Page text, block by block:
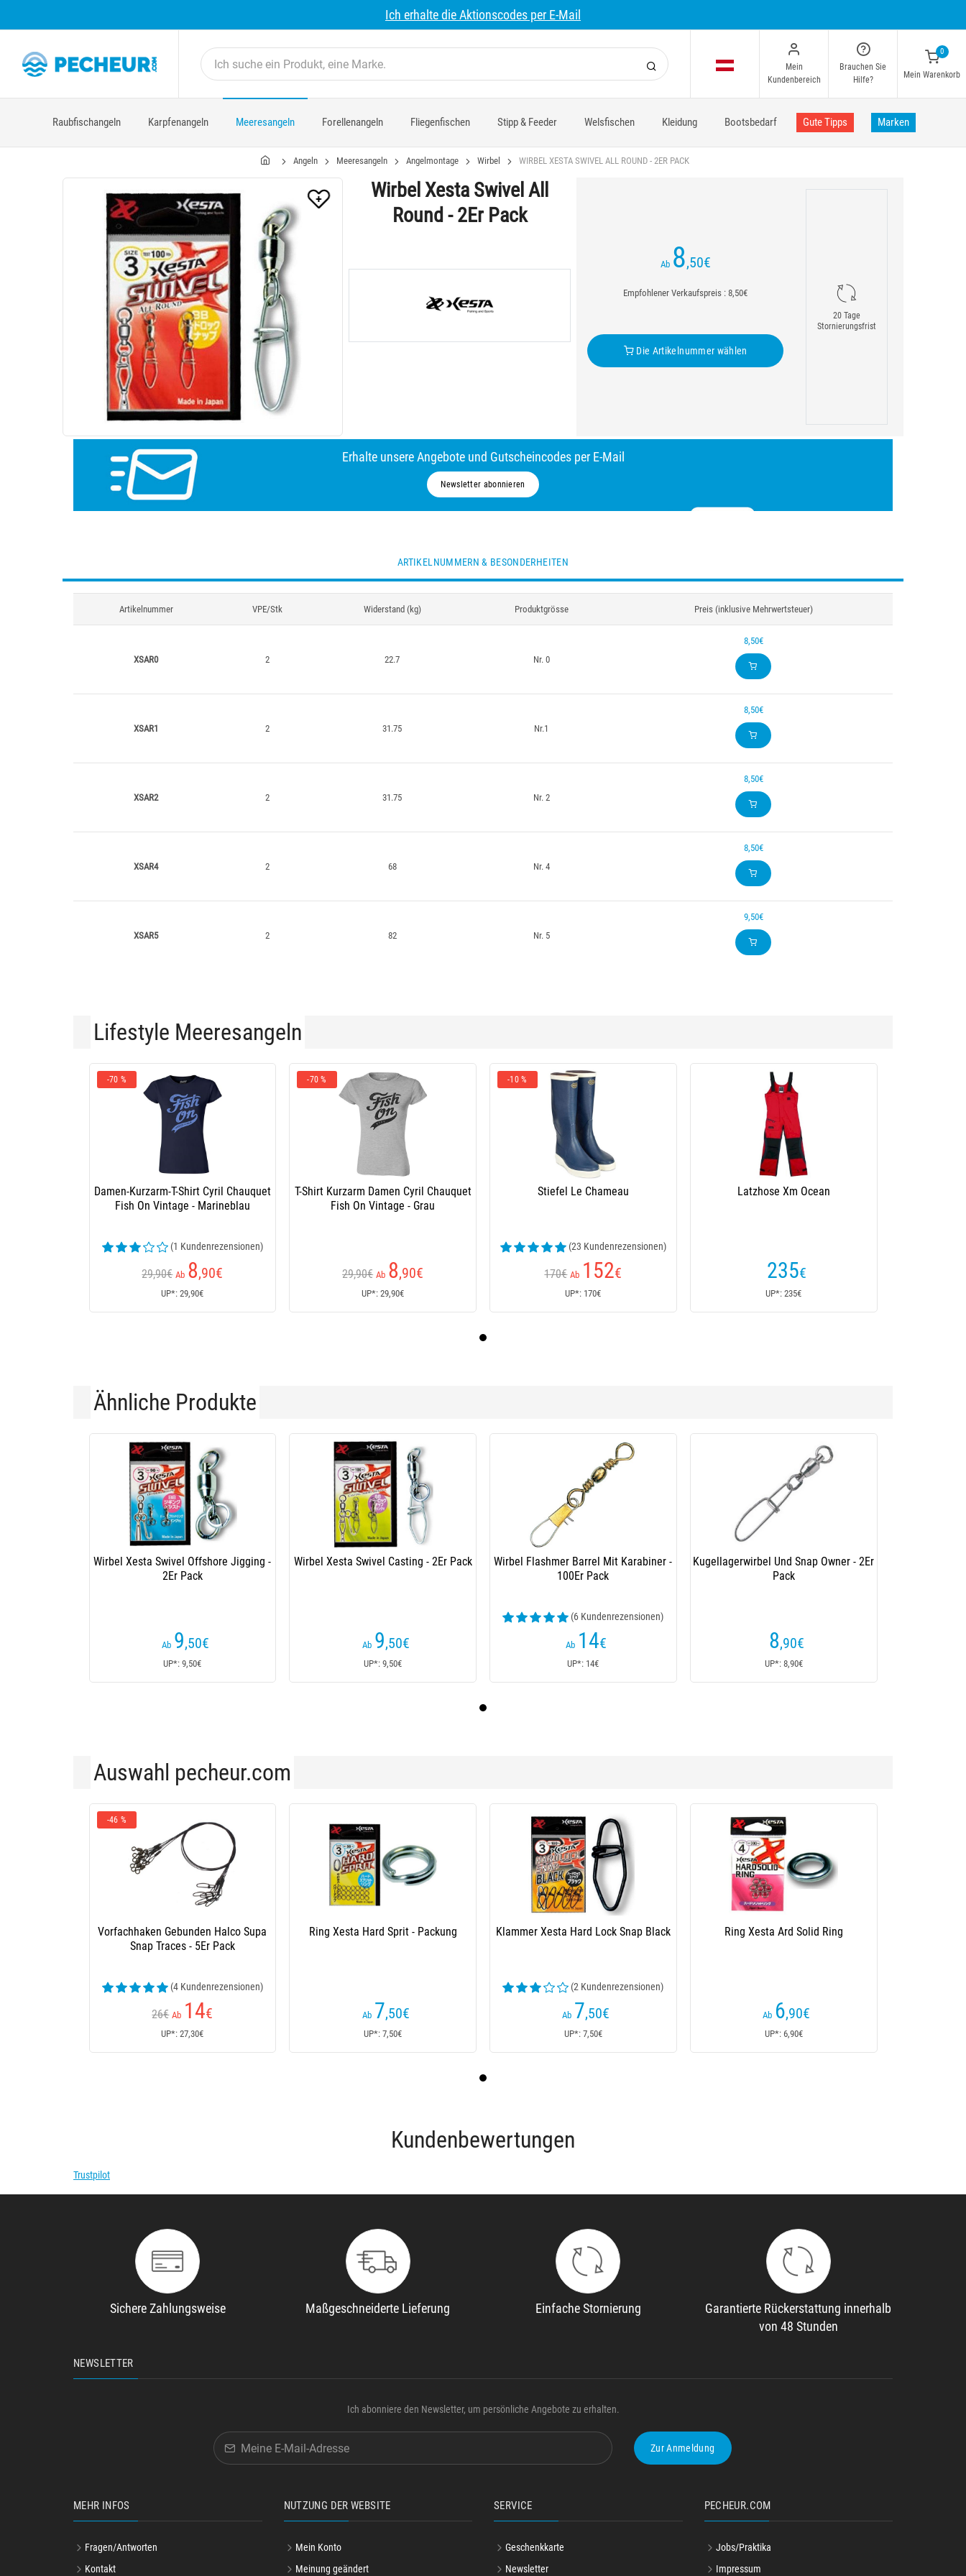
Ich erhalte die Aktionscodes per E-Mail
Mein
Kundenbereich
Brauchen Sie
Hilfe?
0
Mein Warenkorb
Raubfischangeln Karpfenangeln Meeresangeln Forellenangeln Fliegenfischen Stipp & Feeder Welsfischen Kleidung Bootsbedarf Gute Tipps Marken
Angeln Meeresangeln Angelmontage Wirbel WIRBEL XESTA SWIVEL ALL ROUND - 2ER PACK
Wirbel Xesta Swivel All
Round - 2Er Pack
Ab 8,50€
Empfohlener Verkaufspreis : 8,50€
Die Artikelnummer wählen
20 Tage
Stornierungsfrist
Erhalte unsere Angebote und Gutscheincodes per E-Mail
Newsletter abonnieren
ARTIKELNUMMERN & BESONDERHEITEN
Artikelnummer VPE/Stk Widerstand (kg) Produktgrösse Preis (inklusive Mehrwertsteuer)
XSAR0 2 22.7 Nr. 0
8,50€
XSAR1 2 31.75 Nr.1
8,50€
XSAR2 2 31.75 Nr. 2
8,50€
XSAR4 2 68 Nr. 4
8,50€
XSAR5 2 82 Nr. 5
9,50€
Lifestyle Meeresangeln
-70 %
Damen-Kurzarm-T-Shirt Cyril Chauquet
Fish On Vintage - Marineblau
(1 Kundenrezensionen)
29,90€ Ab 8,90€
UP*: 29,90€
-70 %
T-Shirt Kurzarm Damen Cyril Chauquet
Fish On Vintage - Grau
29,90€ Ab 8,90€
UP*: 29,90€
-10 %
Stiefel Le Chameau
(23 Kundenrezensionen)
170€ Ab 152€
UP*: 170€
Latzhose Xm Ocean
235€
UP*: 235€
Ähnliche Produkte
Wirbel Xesta Swivel Offshore Jigging -
2Er Pack
Ab 9,50€
UP*: 9,50€
Wirbel Xesta Swivel Casting - 2Er Pack
Ab 9,50€
UP*: 9,50€
Wirbel Flashmer Barrel Mit Karabiner -
100Er Pack
(6 Kundenrezensionen)
Ab 14€
UP*: 14€
Kugellagerwirbel Und Snap Owner - 2Er
Pack
8,90€
UP*: 8,90€
Auswahl pecheur.com
-46 %
Vorfachhaken Gebunden Halco Supa
Snap Traces - 5Er Pack
(4 Kundenrezensionen)
26€ Ab 14€
UP*: 27,30€
Ring Xesta Hard Sprit - Packung
Ab 7,50€
UP*: 7,50€
Klammer Xesta Hard Lock Snap Black
(2 Kundenrezensionen)
Ab 7,50€
UP*: 7,50€
Ring Xesta Ard Solid Ring
Ab 6,90€
UP*: 6,90€
Kundenbewertungen
Trustpilot
Sichere Zahlungsweise Maßgeschneiderte Lieferung Einfache Stornierung
Garantierte Rückerstattung innerhalb
von 48 Stunden
NEWSLETTER
Ich abonniere den Newsletter, um persönliche Angebote zu erhalten.
Zur Anmeldung
MEHR INFOS
Fragen/Antworten
Kontakt
NUTZUNG DER WEBSITE
Mein Konto
Meinung geändert
SERVICE
Geschenkkarte
Newsletter
PECHEUR.COM
Jobs/Praktika
Impressum